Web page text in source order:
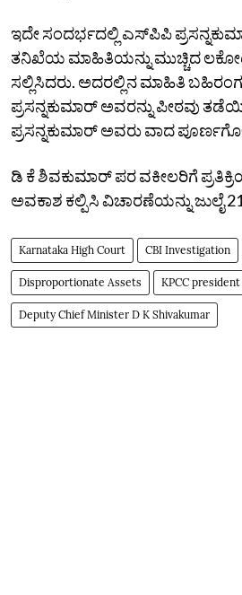
ಇದೇ ಸಂದರ್ಭದಲ್ಲಿ ಎಸ್‌ಪಿಪಿ
ತನಿಖೆಯ ಮಾಹಿತಿಯನ್ನು ಮುಚ್ಚಿದ
ಸಲ್ಲಿಸಿದರು. ಅದರಲ್ಲಿನ ಮಾಹಿತಿ
ಪ್ರಸನ್ನಕುಮಾರ್‌ ಅವರನ್ನು ಪೀಠವು
ಪ್ರಸನ್ನಕುಮಾರ್‌ ಅವರು ವಾದ
ಡಿ ಕೆ ಶಿವಕುಮಾರ್‌ ಪರ ವಕೀಲರಿಗೆ
ಅವಕಾಶ ಕಲ್ಪಿಸಿ ವಿಚಾರಣೆಯನ್ನು ಜುಲೈ
Karnataka High Court CBI Investigation
Disproportionate Assets KPCC
Deputy Chief Minister D K Shivakumar